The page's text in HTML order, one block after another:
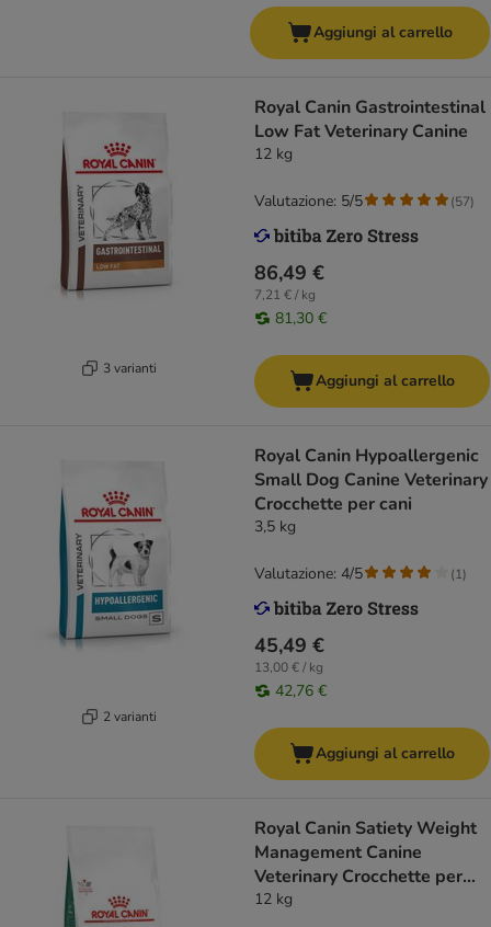
Aggiungi al carrello
3 varianti
Royal Canin Gastrointestinal
Low Fat Veterinary Canine
12 kg
86,49 €
7,21 € / kg
81,30 €
Valutazione: 5/5 (57)
Aggiungi al carrello
2 varianti
Royal Canin Hypoallergenic
Small Dog Canine Veterinary
Crocchette per cani
3,5 kg
45,49 €
13,00 € / kg
42,76 €
Valutazione: 4/5 (1)
Aggiungi al carrello
Royal Canin Satiety Weight
Management Canine
Veterinary Crocchette per
cani
12 kg